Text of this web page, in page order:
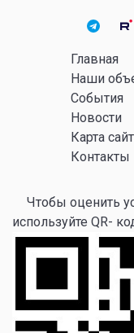
Главная
Наши
События
Новости
Карта
Контакты
Чтобы оценить
используйте QR-